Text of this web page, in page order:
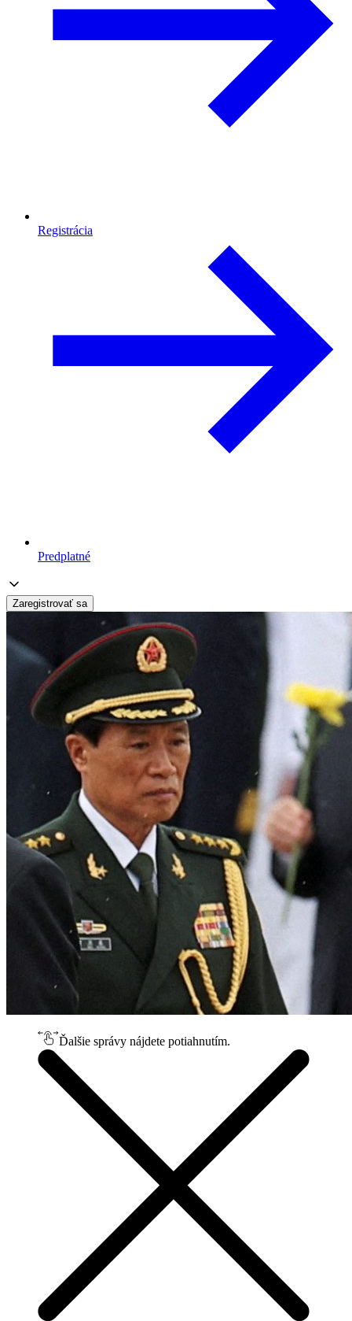
Registrácia
Predplatné
Zaregistrovať sa
Ďalšie správy nájdete potiahnutím.